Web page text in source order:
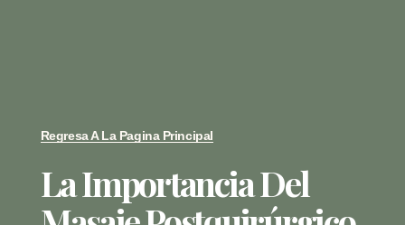
Regresa A La Pagina Principal
La Importancia Del